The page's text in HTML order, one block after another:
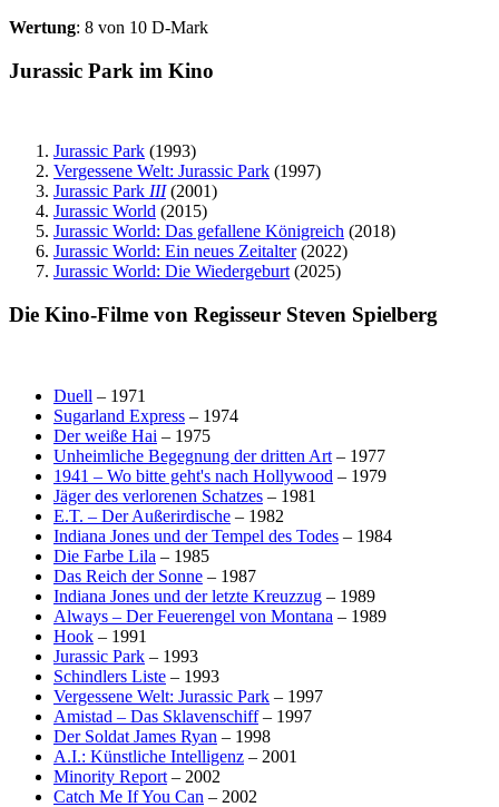
Wertung: 8 von 10 D-Mark
Jurassic Park im Kino
Jurassic Park (1993)
Vergessene Welt: Jurassic Park (1997)
Jurassic Park III(2001)
Jurassic World (2015)
Jurassic World: Das gefallene Königreich (2018)
Jurassic World: Ein neues Zeitalter(2022)
Jurassic World: Die Wiedergeburt (2025)
Die Kino-Filme von Regisseur Steven Spielberg
Duell – 1971
Sugarland Express – 1974
Der weiße Hai – 1975
Unheimliche Begegnung der dritten Art – 1977
1941 – Wo bitte geht's nach Hollywood – 1979
Jäger des verlorenen Schatzes – 1981
E.T. – Der Außerirdische – 1982
Indiana Jones und der Tempel des Todes – 1984
Die Farbe Lila – 1985
Das Reich der Sonne – 1987
Indiana Jones und der letzte Kreuzzug – 1989
Always – Der Feuerengel von Montana – 1989
Hook – 1991
Jurassic Park – 1993
Schindlers Liste – 1993
Vergessene Welt: Jurassic Park – 1997
Amistad – Das Sklavenschiff– 1997
Der Soldat James Ryan – 1998
A.I.: Künstliche Intelligenz – 2001
Minority Report – 2002
Catch Me If You Can – 2002